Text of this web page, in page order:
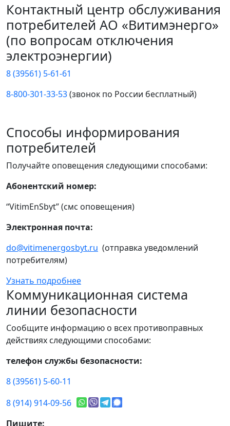
Контактный центр обслуживания
потребителей АО «Витимэнерго»
(по вопросам отключения
электроэнергии)
8 (39561) 5-61-61
8-800-301-33-53(звонок по России бесплатный)
Способы информирования
потребителей
Получайте оповещения следующими способами:
Абонентский номер:
“VitimEnSbyt” (смс оповещения)
Электронная почта:
do@vitimenergosbyt.ru (отправка уведомлений
потребителям)
Узнать подробнее
Коммуникационная система
линии безопасности
Сообщите информацию о всех противоправных
действиях следующими способами:
телефон службы безопасности:
8 (39561) 5-60-11
8 (914) 914-09-56
Пишите: